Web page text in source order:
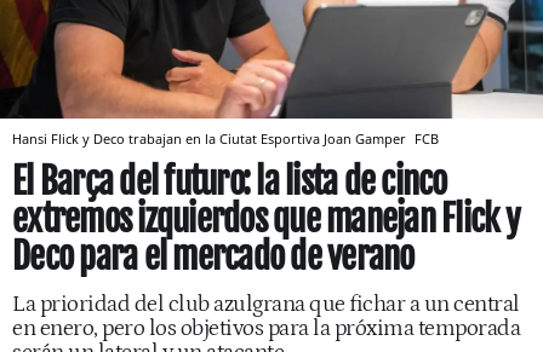
Hansi Flick y Deco trabajan en la Ciutat Esportiva Joan Gamper FCB
El Barça del futuro: la lista de cinco
extremos izquierdos que manejan Flick y
Deco para el mercado de verano
La prioridad del club azulgrana que fichar a un central
en enero, pero los objetivos para la próxima temporada